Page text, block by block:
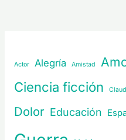
Actor Alegría Amistad
Ciencia ficción
Dolor Educación